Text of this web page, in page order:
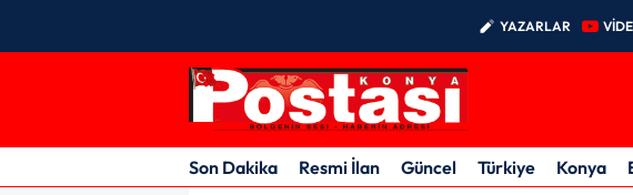
YAZARLAR
Son Dakika Resmi İlan Güncel Türkiye Konya